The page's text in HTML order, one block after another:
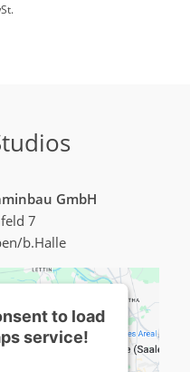
GmbH
7
b.Halle
to load
service!